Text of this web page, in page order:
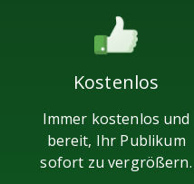
Kostenlos
Immer kostenlos und
bereit, Ihr Publikum
sofort zu vergrößern.